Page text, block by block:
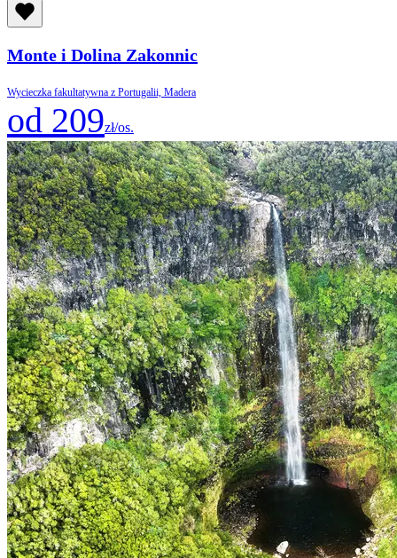
Monte i Dolina Zakonnic
Wycieczka fakultatywna z Portugalii, Madera
od 209zł/os.